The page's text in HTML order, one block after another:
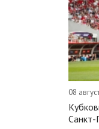
08
Санкт-